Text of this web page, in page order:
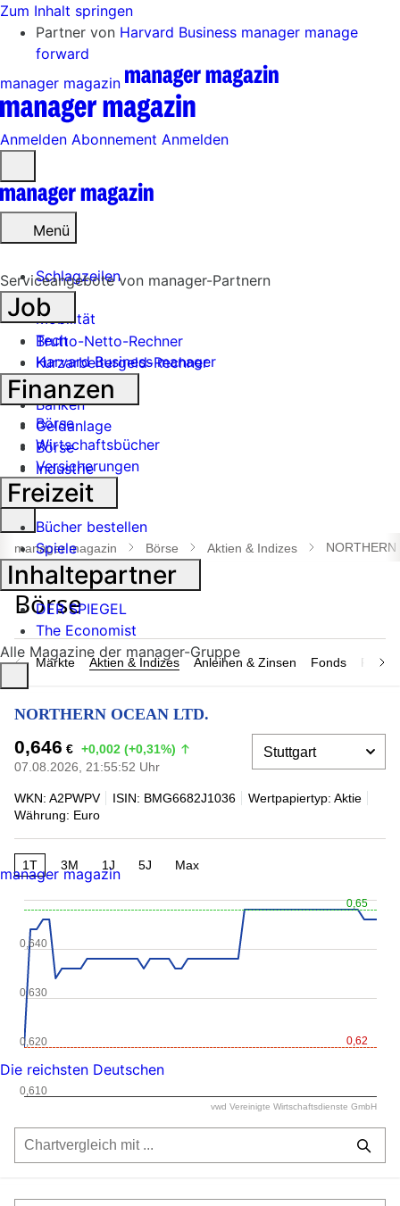
Zum Inhalt springen
Partner von Harvard Business manager manage
forward
manager magazin
Anmelden Abonnement Anmelden
öffnen
Menü
Schlagzeilen
Mobilität
Tech
Harvard Business manager
Handel
Banken
Geldanlage
Börse
Industrie
Suche
öffnen
manager magazin Börse Aktien & Indizes
Märkte Aktien & Indizes Anleihen & Zinsen Fonds
NORTHERN OCEAN LTD.
0,646 € +0,002 (+0,31%)
07.08.2026, 21:55:52 Uhr
WKN: A2PWPV ISIN: BMG6682J1036
Wertpapiertyp: Aktie
Währung: Euro
1T 3M 1J 5J Max
0,65
0,62
0,610
0,620
0,630
0,640
vwd Vereinigte Wirtschaftsdienste GmbH
Serviceangebote von manager-Partnern
Job
Brutto-Netto-Rechner
Kurzarbeitergeld-Rechner
Finanzen
Börse
Wirtschaftsbücher
Versicherungen
Freizeit
Bücher bestellen
Spiele
Inhaltepartner
DER SPIEGEL
The Economist
Alle Magazine der manager-Gruppe
manager magazin
Die reichsten Deutschen